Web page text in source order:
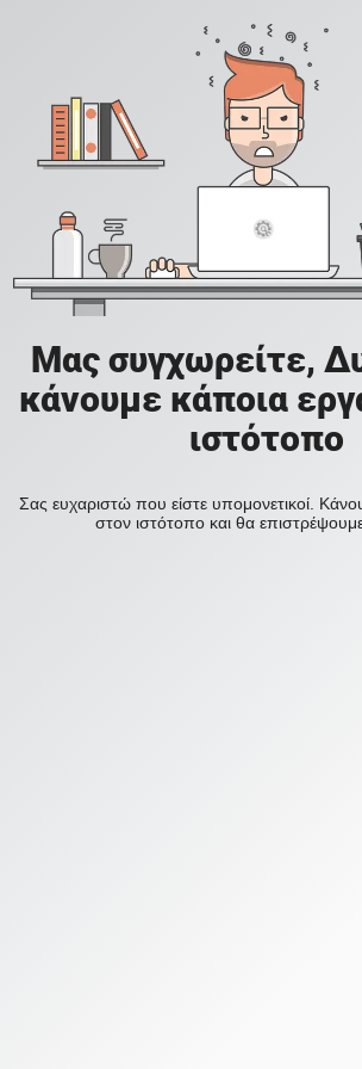
Μας συγχωρείτε,
κάνουμε κάποια
ιστότοπο
Σας ευχαριστώ που είστε υπομονετικοί.
στον ιστότοπο και θα